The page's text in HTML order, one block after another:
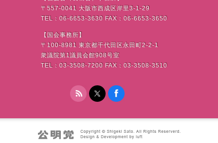
〒 557-0041 大阪市西成区岸里3-1-29
TEL ： 06-6653-3630 FAX ： 06-6653-3650
【国会事務所】
〒 100-8981 東京都千代田区永田町2-2-1
衆議院第1議員会館908号室
TEL ： 03-3508-7200 FAX ： 03-3508-3510